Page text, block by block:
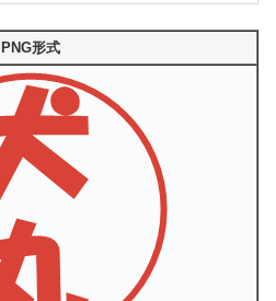
PNG形式